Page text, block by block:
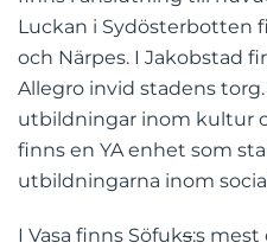
Luckan i Sydösterbotten
och Närpes. I Jakobstad
Allegro invid stadens
utbildningar inom kultur
finns en YA enhet som
utbildningarna inom
I Vasa finns Söfuks:s